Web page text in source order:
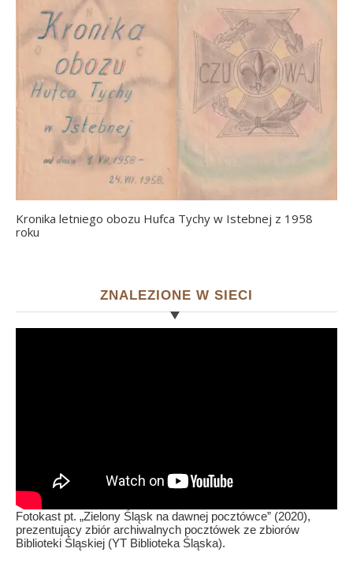
Kronika letniego obozu Hufca Tychy w Istebnej z 1958
roku
ZNALEZIONE W SIECI
Fotokast pt. „Zielony Śląsk na dawnej pocztówce” (2020),
prezentujący zbiór archiwalnych pocztówek ze zbiorów
Biblioteki Śląskiej (YT Biblioteka Śląska).